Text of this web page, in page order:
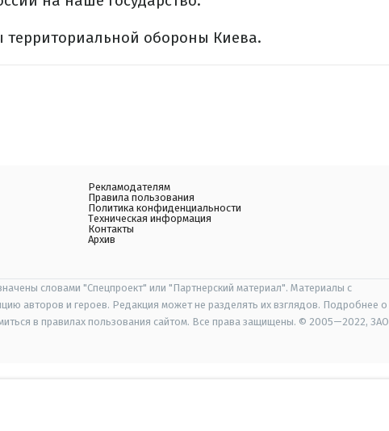
обороны Киева.
Рекламодателям
Правила пользования
Политика конфиденциальности
Техническая информация
Контакты
Архив
словами "Спецпроект" или "Партнерский материал". Материалы с
авторов и героев. Редакция может не разделять их взглядов. Подробнее о
в правилах пользования сайтом. Все права защищены. © 2005—2022, ЗАО